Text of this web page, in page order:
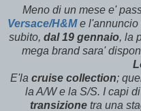
Meno di un mese e'
Versace/H&Me l'annuncio
subito, dal 19 gennaio, la
mega brand sara'
E'la cruise collection;
la A/W e la S/S. I capi
transizionetra una